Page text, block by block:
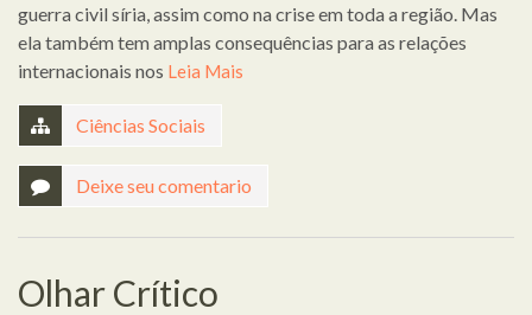
guerra civil síria, assim como na crise em toda a região. Mas
ela também tem amplas consequências para as relações
internacionais nos Leia Mais
Ciências Sociais
Deixe seu comentario
Olhar Crítico